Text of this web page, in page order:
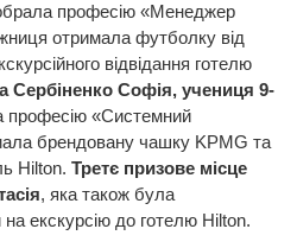
професію «Менеджер
отримала футболку від
відвідання готелю
Сербіненко Софія, учениця 9-
професію «Системний
брендовану чашку KPMG та
Hilton. Третє призове місце
, яка також була
екскурсію до готелю Hilton.